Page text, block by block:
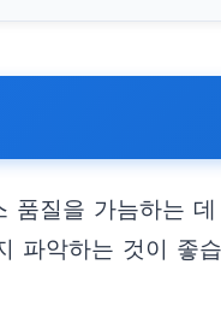
품질을 가늠하는
파악하는 것이